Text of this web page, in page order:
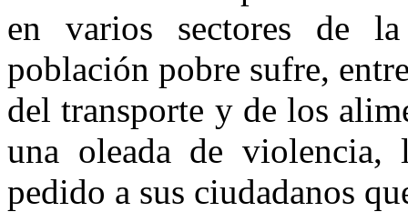
en varios sectores de
población pobre sufre,
del transporte y de los
una oleada de violencia,
pedido a sus ciudadanos